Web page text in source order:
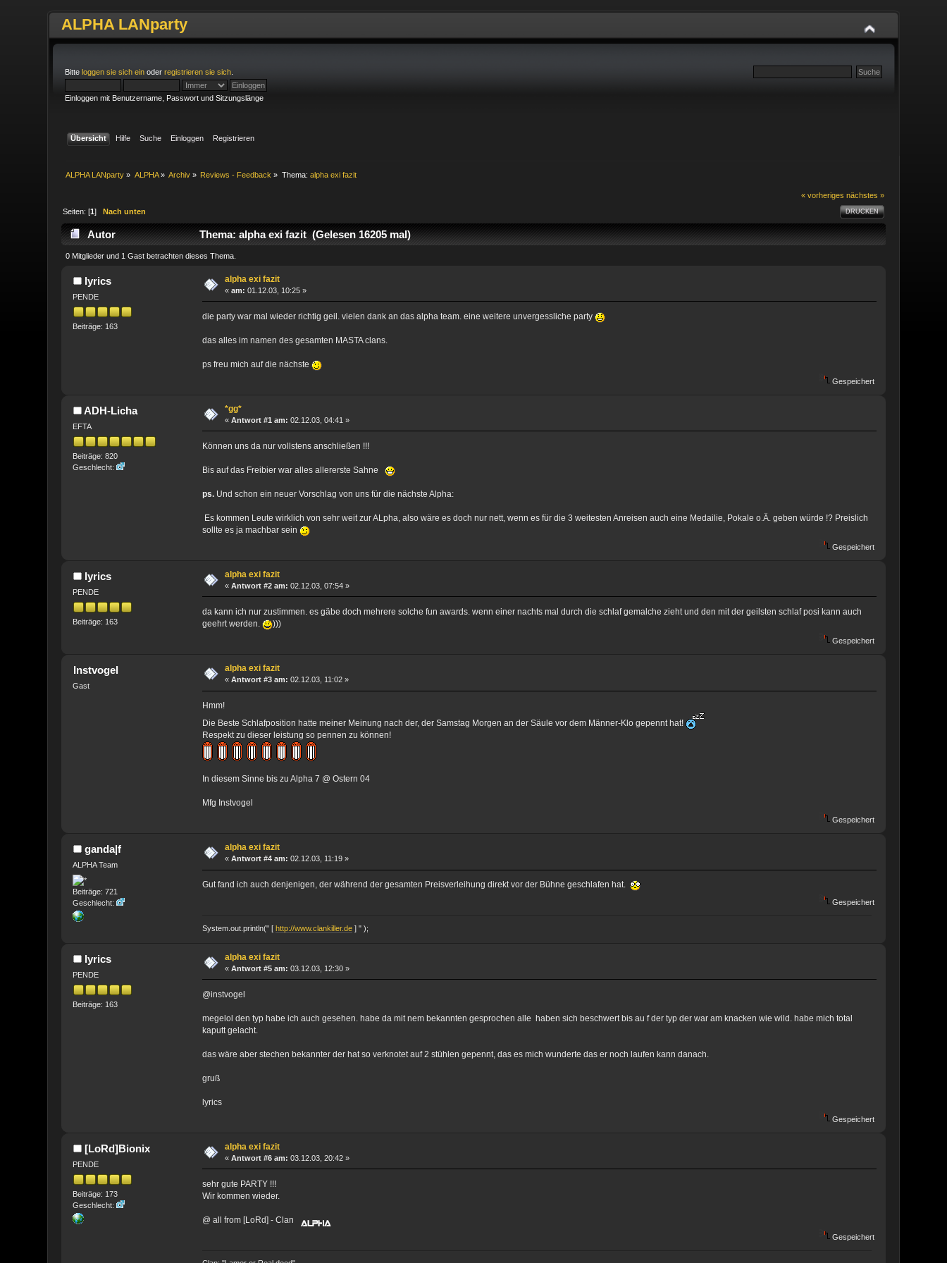
ALPHA LANparty
Bitteloggen sie sich ein oderregistrieren sie sich
Einloggen mit Benutzername, Passwort und Sitzungslänge
Übersicht Hilfe Suche Einloggen Registrieren
ALPHA LANparty » ALPHA» Archiv » Reviews - Feedback » Thema: alpha exi fazit
« vorheriges nächstes »
DRUCKEN
Seiten: [1]Nach unten
Autor Thema: alpha exi fazit (Gelesen 16205 mal)
0 Mitglieder und 1 Gast betrachten dieses Thema.
lyrics
PENDE
Beiträge: 163
alpha exi fazit
«am: 01.12.03, 10:25 »
die party war mal wieder richtig geil. vielen dank an das alpha team. eine weitere unvergessliche party
das alles im namen des gesamten MASTA clans.
ps freu mich auf die nächste
Gespeichert
ADH-Licha
EFTA
Beiträge: 820
Geschlecht:
*gg*
«Antwort #1 am: 02.12.03, 04:41 »
Können uns da nur vollstens anschließen !!!
Bis auf das Freibier war alles allererste Sahne
ps. Und schon ein neuer Vorschlag von uns für die nächste Alpha:
Es kommen Leute wirklich von sehr weit zur ALpha, also wäre es doch nur nett, wenn es für die 3 weitesten Anreisen auch eine Medailie, Pokale o.Ä. geben würde !? Preislich
sollte es ja machbar sein
Gespeichert
lyrics
PENDE
Beiträge: 163
alpha exi fazit
«Antwort #2 am: 02.12.03, 07:54 »
da kann ich nur zustimmen. es gäbe doch mehrere solche fun awards. wenn einer nachts mal durch die schlaf gemalche zieht und den mit der geilsten schlaf posi kann auch
geehrt werden.
)))
Gespeichert
Instvogel
Gast
alpha exi fazit
«Antwort #3 am: 02.12.03, 11:02 »
Hmm!
Die Beste Schlafposition hatte meiner Meinung nach der, der Samstag Morgen an der Säule vor dem Männer-Klo gepennt hat!
Respekt zu dieser leistung so pennen zu können!
In diesem Sinne bis zu Alpha 7 @ Ostern 04
Mfg Instvogel
Gespeichert
ganda|f
ALPHA Team
Beiträge: 721
Geschlecht:
alpha exi fazit
«Antwort #4 am: 02.12.03, 11:19 »
Gut fand ich auch denjenigen, der während der gesamten Preisverleihung direkt vor der Bühne geschlafen hat.
Gespeichert
System.out.println(" [ http://www.clankiller.de] " );
lyrics
PENDE
Beiträge: 163
alpha exi fazit
«Antwort #5 am: 03.12.03, 12:30 »
@instvogel
megelol den typ habe ich auch gesehen. habe da mit nem bekannten gesprochen alle haben sich beschwert bis au f der typ der war am knacken wie wild. habe mich total
kaputt gelacht.
das wäre aber stechen bekannter der hat so verknotet auf 2 stühlen gepennt, das es mich wunderte das er noch laufen kann danach.
gruß
lyrics
Gespeichert
[LoRd]Bionix
PENDE
Beiträge: 173
Geschlecht:
alpha exi fazit
«Antwort #6 am: 03.12.03, 20:42 »
sehr gute PARTY !!!
Wir kommen wieder.
@ all from [LoRd] - Clan
Gespeichert